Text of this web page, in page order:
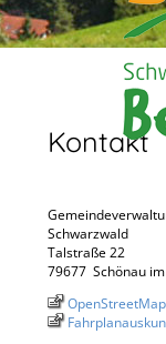
Kontakt
Schwarzwald
Talstraße 22
79677 Schönau
OpenStreetMap